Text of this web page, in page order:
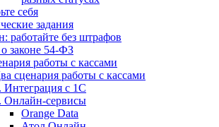
себя
задания
работайте без штрафов
законе 54-ФЗ
работы с кассами
сценария работы с кассами
Интеграция с 1С
Онлайн-сервисы
Orange Data